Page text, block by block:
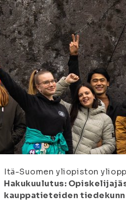
Itä-Suomen yliopiston
Hakukuulutus:
kauppatieteiden